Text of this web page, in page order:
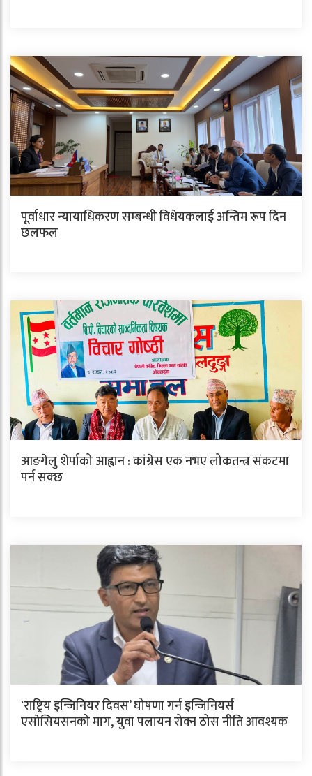
पूर्वाधार न्यायाधिकरण सम्बन्धी विधेयकलाई अन्तिम रूप दिन
छलफल
आङगेलु शेर्पाको आह्वान : कांग्रेस एक नभए लोकतन्त्र संकटमा
पर्न सक्छ
`राष्ट्रिय इन्जिनियर दिवस’ घोषणा गर्न इन्जिनियर्स
एसाेसियसनको माग, युवा पलायन रोक्न ठोस नीति आवश्यक